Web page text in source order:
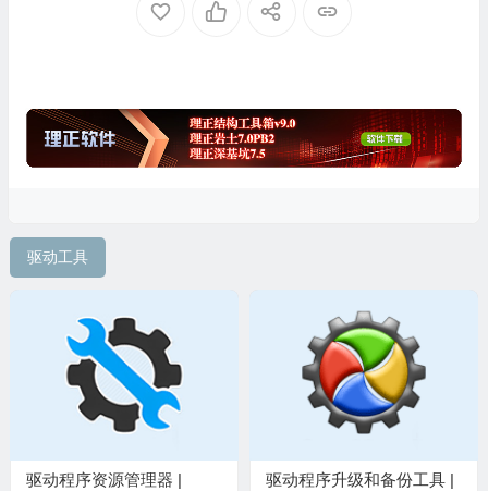
驱动工具
驱动程序资源管理器 |
驱动程序升级和备份工具 |